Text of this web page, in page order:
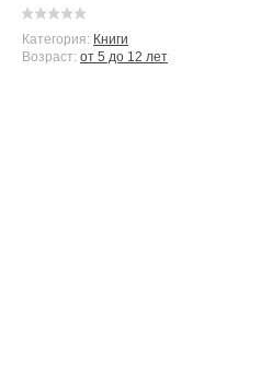
Категория: Книги
Возраст: от 5 до 12 лет